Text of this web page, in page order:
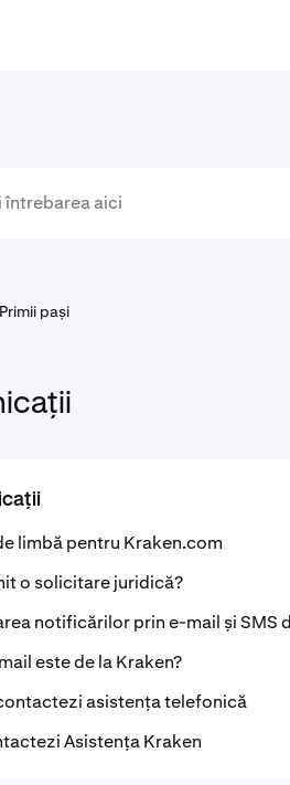
Primii pași
limbă pentru Kraken.com
o solicitare juridică?
notificărilor prin e-mail și SMS
este de la Kraken?
asistența telefonică
Asistența Kraken